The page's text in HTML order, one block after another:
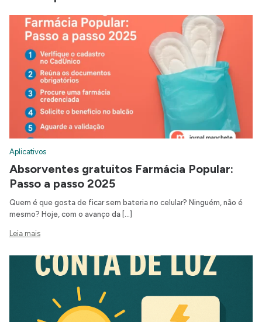
Aplicativos
Absorventes gratuitos Farmácia Popular:
Passo a passo 2025
Quem é que gosta de ficar sem bateria no celular? Ninguém, não é
mesmo? Hoje, com o avanço da […]
Leia mais